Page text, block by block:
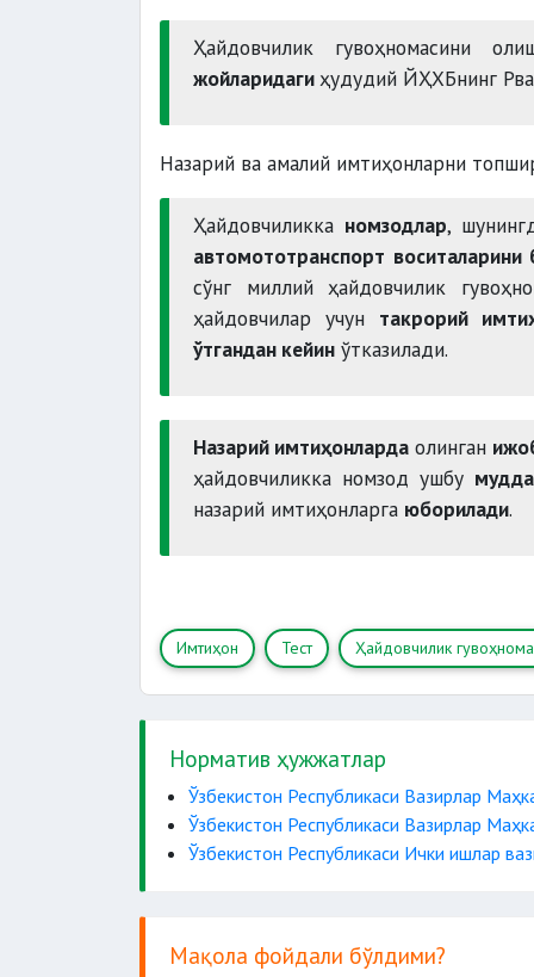
Ҳайдовчилик гувоҳномасини
жойларидагиҳудудий ЙҲХБнинг
Назарий ва амалий имтиҳонларни
Ҳайдовчиликка номзодлар,
автомототранспорт
сўнг миллий ҳайдовчилик
ҳайдовчилар учун такрорий
ўтгандан кейин ўтказилади.
Назарий имтиҳонларда олинган
ҳайдовчиликка номзод ушбу
назарий имтиҳонларга юборилади.
Имтиҳон Тест Ҳайдовчилик
Норматив ҳужжатлар
Ўзбекистон Республикаси Вазирлар
Ўзбекистон Республикаси Вазирлар
Ўзбекистон Республикаси Ички ишлар
Мақола фойдали бўлдими?